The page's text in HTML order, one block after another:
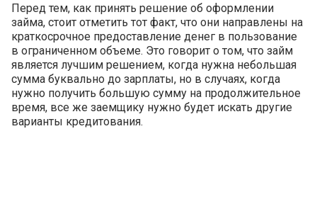
Перед тем, как принять решение об оформлении
займа, стоит отметить тот факт, что они направлены на
краткосрочное предоставление денег в пользование
в ограниченном объеме. Это говорит о том, что займ
является лучшим решением, когда нужна небольшая
сумма буквально до зарплаты, но в случаях, когда
нужно получить большую сумму на продолжительное
время, все же заемщику нужно будет искать другие
варианты кредитования.